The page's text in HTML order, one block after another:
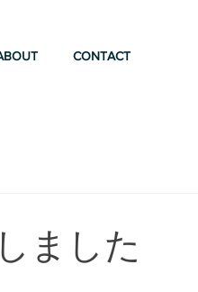
CONTACT
ました